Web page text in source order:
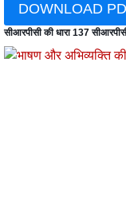
DOWNLOAD
सीआरपीसी की धारा 137